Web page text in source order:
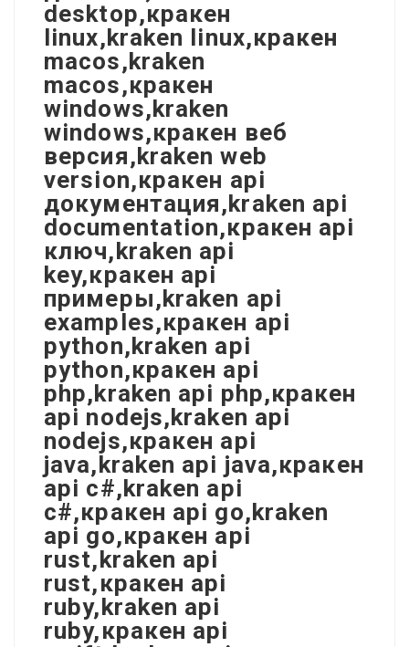
desktop,кракен
linux,kraken linux,кракен
macos,kraken
macos,кракен
windows,kraken
windows,кракен веб
версия,kraken web
version,кракен api
документация,kraken api
documentation,кракен api
ключ,kraken api
key,кракен api
примеры,kraken api
examples,кракен api
python,kraken api
python,кракен api
php,kraken api php,кракен
api nodejs,kraken api
nodejs,кракен api
java,kraken api java,кракен
api c#,kraken api
c#,кракен api go,kraken
api go,кракен api
rust,kraken api
rust,кракен api
ruby,kraken api
ruby,кракен api